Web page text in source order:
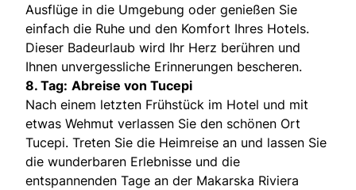
Ausflüge in die Umgebung oder genießen Sie
einfach die Ruhe und den Komfort Ihres Hotels.
Dieser Badeurlaub wird Ihr Herz berühren und
Ihnen unvergessliche Erinnerungen bescheren.
8. Tag: Abreise von Tucepi
Nach einem letzten Frühstück im Hotel und mit
etwas Wehmut verlassen Sie den schönen Ort
Tucepi. Treten Sie die Heimreise an und lassen Sie
die wunderbaren Erlebnisse und die
entspannenden Tage an der Makarska Riviera